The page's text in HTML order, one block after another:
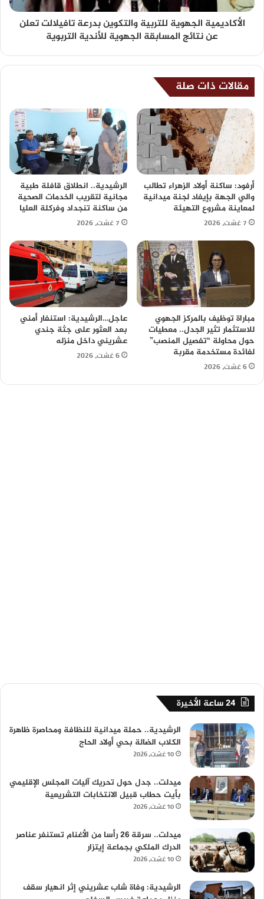
الأكاديمية الجهوية للتربية والتكوين بدرعة تافيلالت تعلن
عن نتائج المسابقة الجهوية للأندية التربوية
مقالات ذات صلة
أرفود: ساكنة أولاد الزهراء تطالب
والي الجهة بإيفاد لجنة ميدانية
لمعاينة مشروع التهيئة
7 غشت، 2026
الرشيدية.. انطلاق قافلة طبية
مجانية لتقريب الخدمات الصحية
من ساكنة تنجداد وفركلة العليا
7 غشت، 2026
مباراة توظيف بالمركز الجهوي
للاستثمار تثير الجدل.. معطيات
حول محاولة “تفصيل المنصب”
لفائدة مستخدمة مقربة
6 غشت، 2026
عاجل…الرشيدية: استنفار أمني
بعد العثور على جثة جندي
عشريني داخل منزله
6 غشت، 2026
24 ساعة الأخيرة
الرشيدية.. حملة ميدانية للنظافة ومحاصرة ظاهرة
الكلاب الضالة بحي أولاد الحاج
10 غشت، 2026
ميدلت.. جدل حول تحريك آليات المجلس الإقليمي
بأيت حطاب قبيل الانتخابات التشريعية
10 غشت، 2026
ميدلت.. سرقة 26 رأسا من الأغنام تستنفر عناصر
الدرك الملكي بجماعة إيتزار
10 غشت، 2026
الرشيدية: وفاة شاب عشريني إثر انهيار سقف